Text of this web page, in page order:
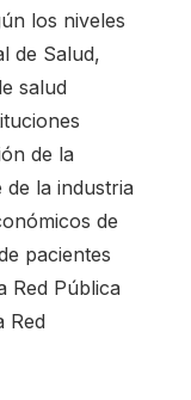
los niveles
de Salud,
salud
de la
la industria
de
pacientes
Red Pública
Red